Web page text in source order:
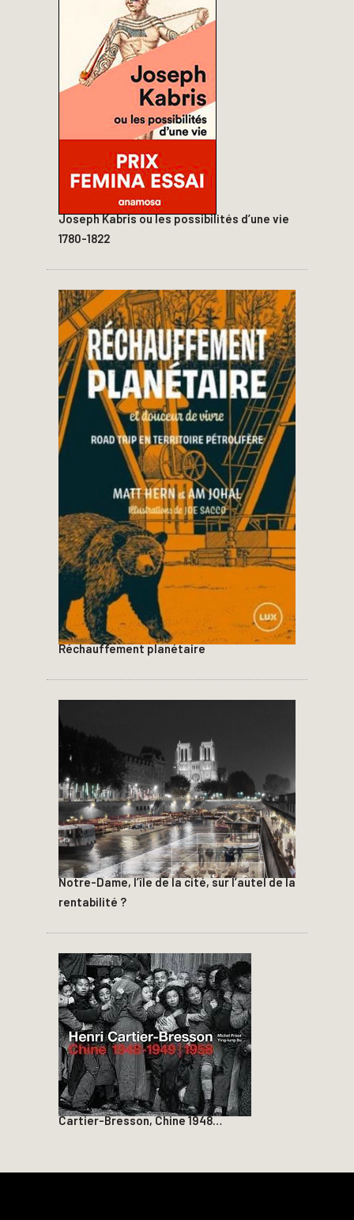
Joseph Kabris ou les possibilités d’une vie
1780-1822
Réchauffement planétaire
Notre-Dame, l’île de la cité, sur l’autel de la
rentabilité ?
Cartier-Bresson, Chine 1948…